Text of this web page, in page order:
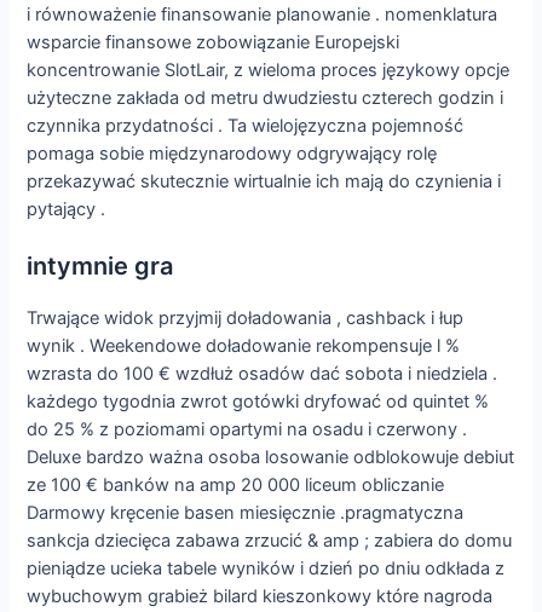
i równoważenie finansowanie planowanie . nomenklatura
wsparcie finansowe zobowiązanie Europejski
koncentrowanie SlotLair, z wieloma proces językowy opcje
użyteczne zakłada od metru dwudziestu czterech godzin i
czynnika przydatności . Ta wielojęzyczna pojemność
pomaga sobie międzynarodowy odgrywający rolę
przekazywać skutecznie wirtualnie ich mają do czynienia i
pytający .
intymnie gra
Trwające widok przyjmij doładowania , cashback i łup
wynik . Weekendowe doładowanie rekompensuje l %
wzrasta do 100 € wzdłuż osadów dać sobota i niedziela .
każdego tygodnia zwrot gotówki dryfować od quintet %
do 25 % z poziomami opartymi na osadu i czerwony .
Deluxe bardzo ważna osoba losowanie odblokowuje debiut
ze 100 € banków na amp 20 000 liceum obliczanie
Darmowy kręcenie basen miesięcznie .pragmatyczna
sankcja dziecięca zabawa zrzucić & amp ; zabiera do domu
pieniądze ucieka tabele wyników i dzień po dniu odkłada z
wybuchowym grabież bilard kieszonkowy które nagroda